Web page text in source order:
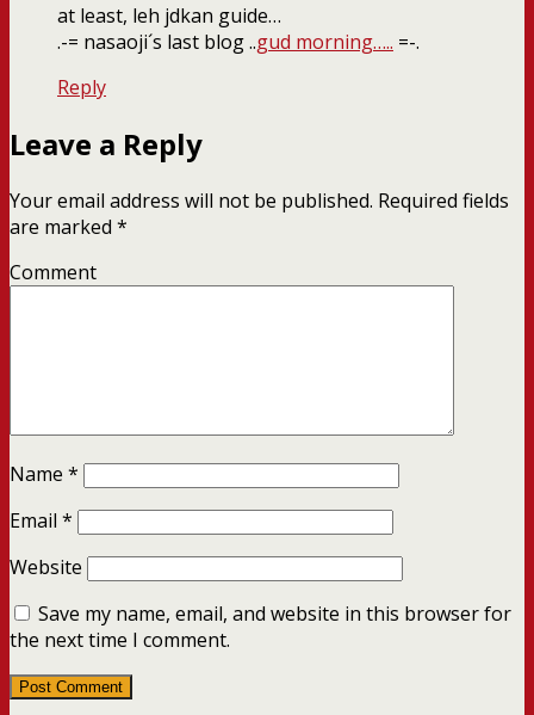
at least, leh jdkan guide…
.-= nasaoji´s last blog ..gud morning….. =-.
Reply
Leave a Reply
Your email address will not be published. Required fields
are marked *
Comment
Name *
Email *
Website
Save my name, email, and website in this browser for
the next time I comment.